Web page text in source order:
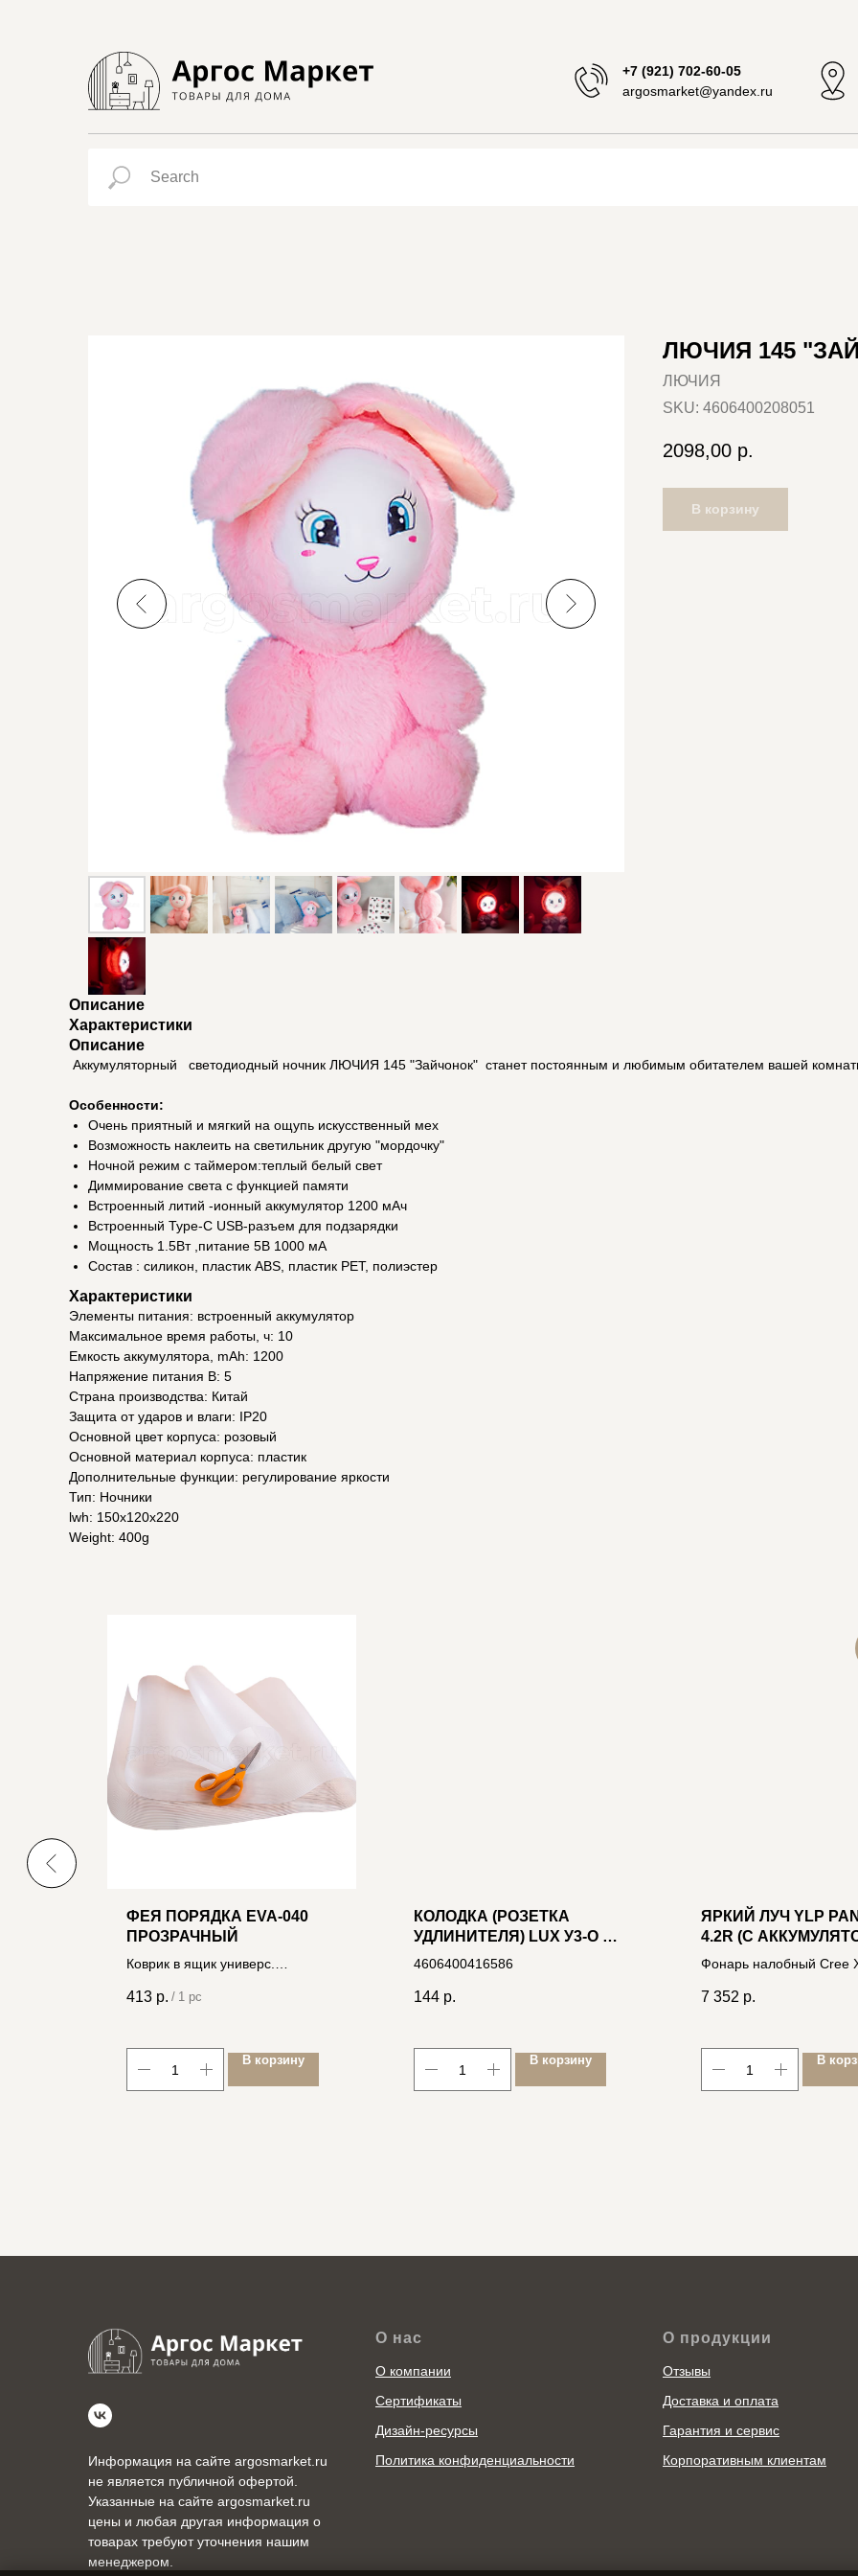
+7 (921) 702-60-05
argosmarket@yandex.ru
ЛЮЧИЯ 145
ЛЮЧИЯ
SKU: 4606400208051
2098,00 р.
В корзину
Описание
Характеристики
Описание
Аккумуляторный светодиодный ночник ЛЮЧИЯ 145 "Зайчонок" станет постоянным и любимым обитателем вашей
Особенности:
Очень приятный и мягкий на ощупь искусственный мех
Возможность наклеить на светильник другую "мордочку"
Ночной режим с таймером:теплый белый свет
Диммирование света с функцией памяти
Встроенный литий -ионный аккумулятор 1200 мАч
Встроенный Type-C USB-разъем для подзарядки
Мощность 1.5Вт ,питание 5В 1000 мА
Состав : силикон, пластик ABS, пластик PET, полиэстер
Характеристики
Элементы питания: встроенный аккумулятор
Максимальное время работы, ч: 10
Емкость аккумулятора, mAh: 1200
Напряжение питания В: 5
Страна производства: Китай
Защита от ударов и влаги: IP20
Основной цвет корпуса: розовый
Основной материал корпуса: пластик
Дополнительные функции: регулирование яркости
Тип: Ночники
lwh: 150x120x220
Weight: 400g
ФЕЯ ПОРЯДКА EVA-040
ПРОЗРАЧНЫЙ
Коврик в ящик универс.
рулоне 4606400032762
413 р. / 1 pc
В корзину
КОЛОДКА (РОЗЕТКА
УДЛИНИТЕЛЯ) LUX У3-О 3-
МЕСТНАЯ Б/ЗАЗ., 250В 10А
4606400416586
144 р.
В корзину
ЯРКИЙ ЛУЧ YLP
4.2R (С
КОМПЛЕКТЕ)
Фонарь налобный Cree
CRI,max1600лм,
7 352 р.
В
Информация на сайте argosmarket.ru
не является публичной офертой.
Указанные на сайте argosmarket.ru
цены и любая другая информация о
товарах требуют уточнения нашим
менеджером.
О нас
О компании
Сертификаты
Дизайн-ресурсы
Политика конфиденциальности
О продукции
Отзывы
Доставка и оплата
Гарантия и сервис
Корпоративным клиентам